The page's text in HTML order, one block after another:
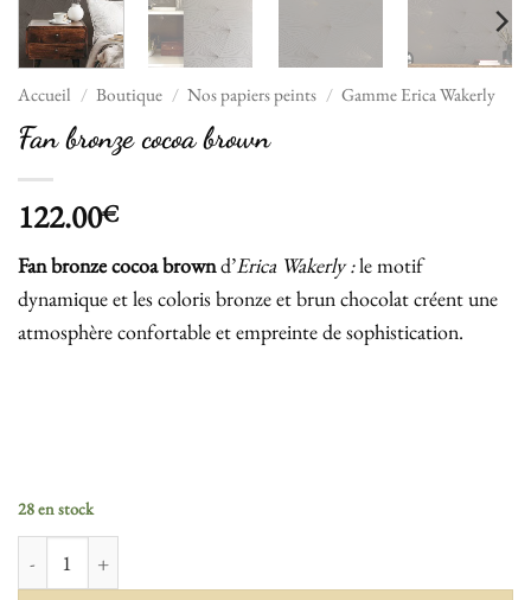
Accueil / Boutique / Nos papiers peints / Gamme Erica Wakerly
Fan bronze cocoa brown
122.00€
Fan bronze cocoa brownd’Erica Wakerly :le motif
dynamique et les coloris bronze et brun chocolat créent une
atmosphère confortable et empreinte de sophistication.
28 en stock